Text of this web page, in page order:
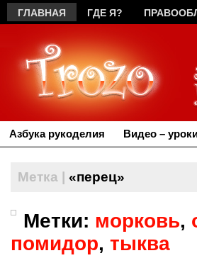
ГЛАВНАЯ ГДЕ Я?
Азбука рукоделия Видео –
Метка | «перец»
Метки: морковь,
помидор, тыква